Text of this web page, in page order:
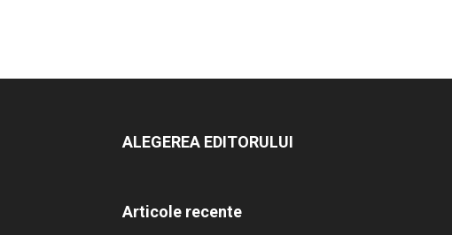
ALEGEREA EDITORULUI
Articole recente